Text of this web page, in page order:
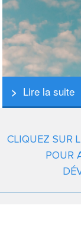
Lire la suite
CLIQUEZ SUR
POUR